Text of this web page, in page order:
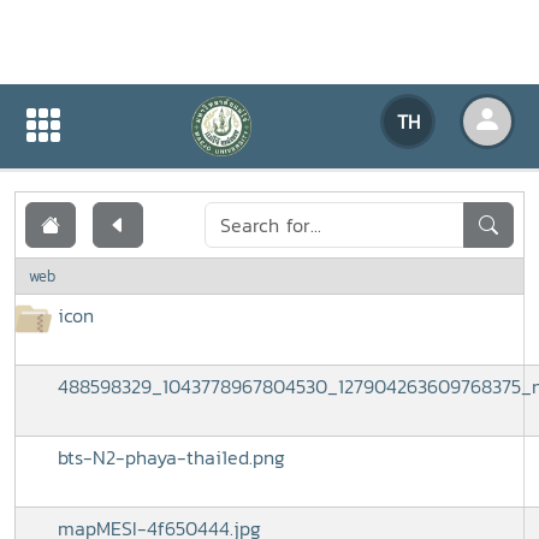
TH
เอกสารเผยแพร่
web
icon
bts-N2-phaya-thai1ed.png
mapMESI-4f650444.jpg